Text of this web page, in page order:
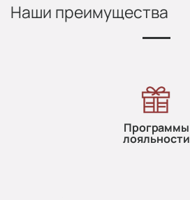
Наши преимущества
Программы
лояльности